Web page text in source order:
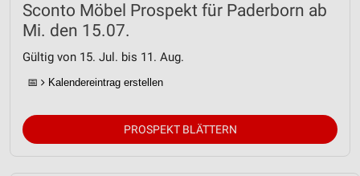
Sconto Möbel Prospekt für Paderborn ab
Mi. den 15.07.
Gültig von 15. Jul. bis 11. Aug.
📅 Kalendereintrag erstellen
PROSPEKT BLÄTTERN